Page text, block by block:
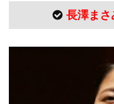
長澤まさ